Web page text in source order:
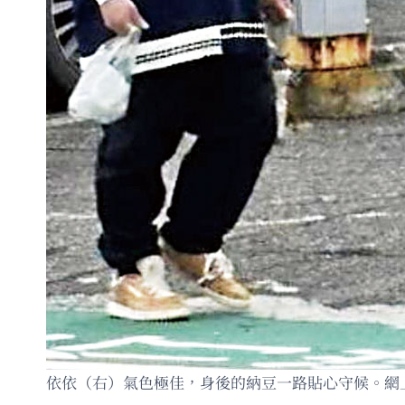
依依（右）氣色極佳，身後的納豆一路貼心守候。網